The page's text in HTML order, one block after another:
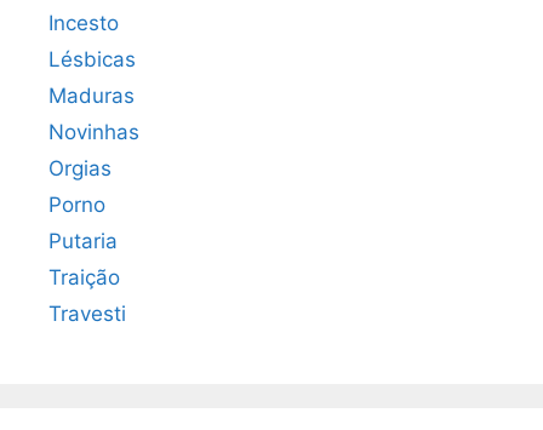
Incesto
Lésbicas
Maduras
Novinhas
Orgias
Porno
Putaria
Traição
Travesti